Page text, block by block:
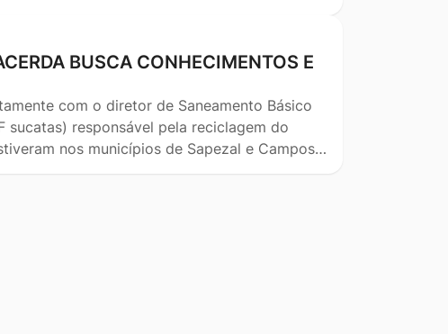
BUSCA CONHECIMENTOS E
com o diretor de Saneamento Básico
sucatas) responsável pela reciclagem do
nos municípios de Sapezal e Campos…